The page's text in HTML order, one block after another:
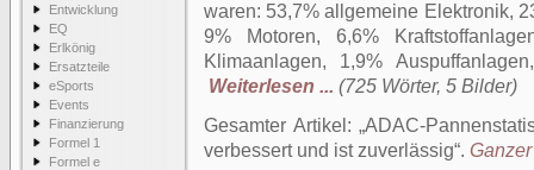
Entwicklung
EQ
Erlkönig
Ersatzteile
eSports
Events
Finanzierung
Formel 1
Formel e
waren: 53,7% allgemeine Elektronik,
9% Motoren, 6,6%
Klimaanlagen, 1,9%
Weiterlesen ... (725 Wörter, 5 Bilder)
Gesamter Artikel:
ADAC-
verbessert und ist zuverlässig .